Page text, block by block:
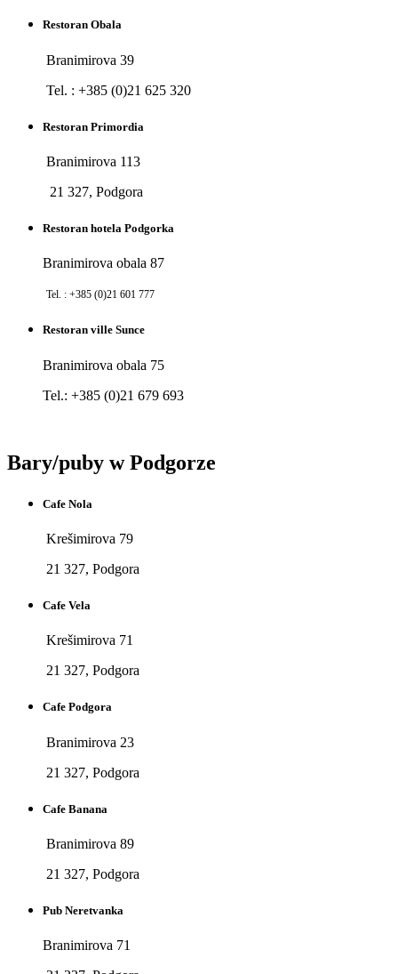
Restoran Obala
Branimirova 39
Tel. : +385 (0)21 625 320
Restoran Primordia
Branimirova 113
21 327, Podgora
Restoran hotela Podgorka
Branimirova obala 87
Tel. : +385 (0)21 601 777
Restoran ville Sunce
Branimirova obala 75
Tel.: +385 (0)21 679 693
Bary/puby w Podgorze
Cafe Nola
Krešimirova 79
21 327, Podgora
Cafe Vela
Krešimirova 71
21 327, Podgora
Cafe Podgora
Branimirova 23
21 327, Podgora
Cafe Banana
Branimirova 89
21 327, Podgora
Pub Neretvanka
Branimirova 71